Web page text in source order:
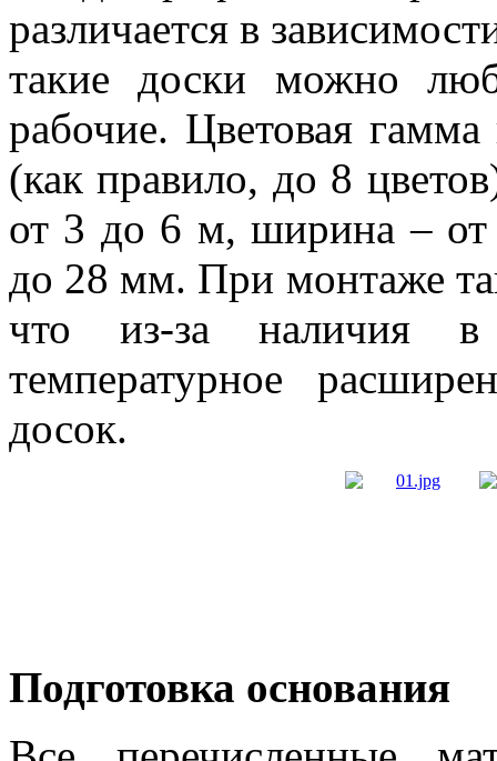
различается в
такие доски можно
рабочие. Цветовая
(как правило, до 8
от 3 до 6 м, ширина –
до 28 мм. При монтаже
что из-за наличия
температурное
досок.
Подготовка основания